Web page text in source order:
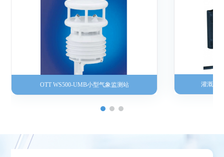
OTT WS500-UMB小型气象监测站 灌溉流